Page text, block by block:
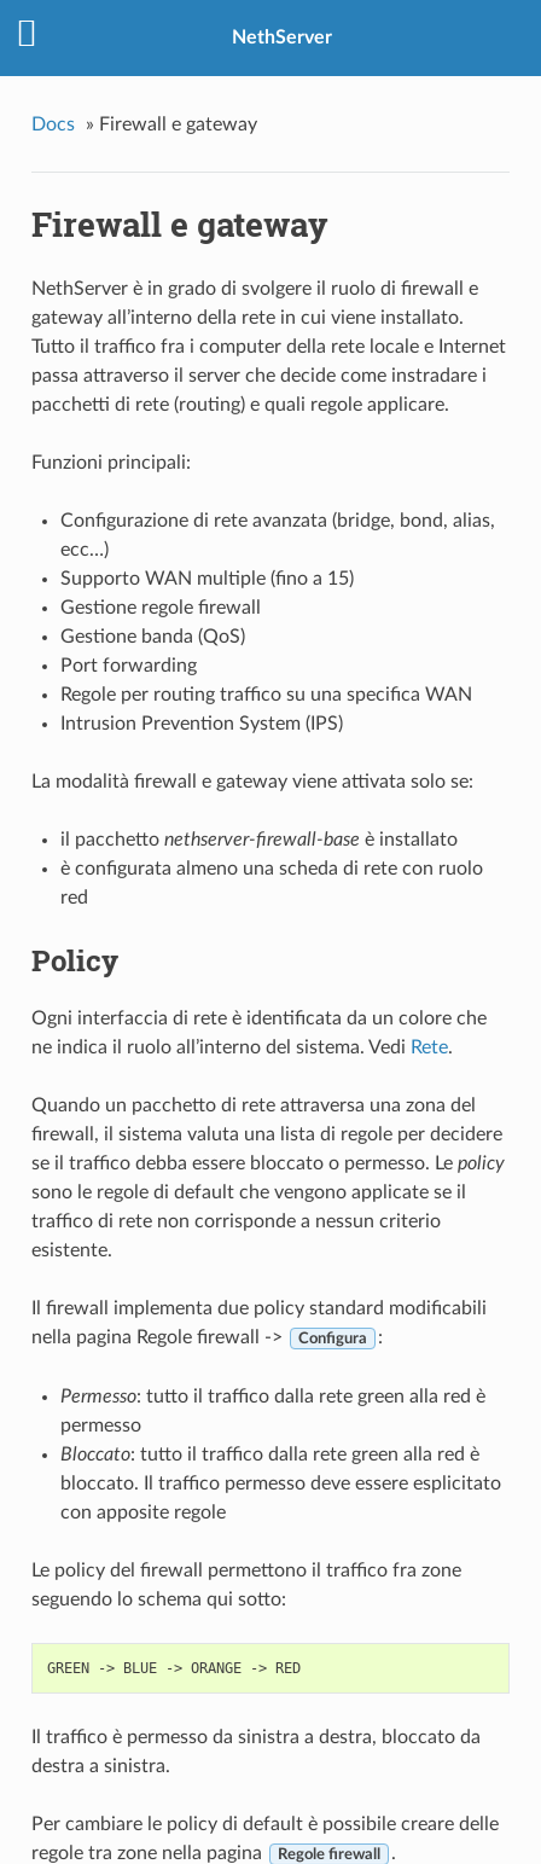
NethServer
Docs » Firewall e gateway
Firewall e gateway
NethServer è in grado di svolgere il ruolo di firewall e
gateway all’interno della rete in cui viene installato.
Tutto il traffico fra i computer della rete locale e Internet
passa attraverso il server che decide come instradare i
pacchetti di rete (routing) e quali regole applicare.
Funzioni principali:
Configurazione di rete avanzata (bridge, bond, alias,
ecc…)
Supporto WAN multiple (fino a 15)
Gestione regole firewall
Gestione banda (QoS)
Port forwarding
Regole per routing traffico su una specifica WAN
Intrusion Prevention System (IPS)
La modalità firewall e gateway viene attivata solo se:
il pacchetto nethserver-firewall-base è installato
è configurata almeno una scheda di rete con ruolo
red
Policy
Ogni interfaccia di rete è identificata da un colore che
ne indica il ruolo all’interno del sistema. Vedi Rete.
Quando un pacchetto di rete attraversa una zona del
firewall, il sistema valuta una lista di regole per decidere
se il traffico debba essere bloccato o permesso. Le policy
sono le regole di default che vengono applicate se il
traffico di rete non corrisponde a nessun criterio
esistente.
Il firewall implementa due policy standard modificabili
nella pagina Regole firewall -> Configura :
Permesso: tutto il traffico dalla rete green alla red è
permesso
Bloccato: tutto il traffico dalla rete green alla red è
bloccato. Il traffico permesso deve essere esplicitato
con apposite regole
Le policy del firewall permettono il traffico fra zone
seguendo lo schema qui sotto:
GREEN -> BLUE -> ORANGE -> RED
Il traffico è permesso da sinistra a destra, bloccato da
destra a sinistra.
Per cambiare le policy di default è possibile creare delle
regole tra zone nella pagina
Regole firewall .